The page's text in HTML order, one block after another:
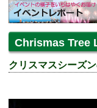
Chrismas Tree
クリスマスシーズ